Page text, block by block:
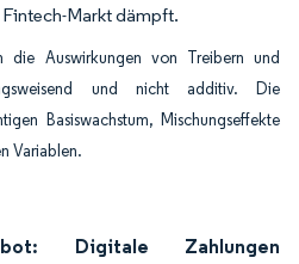
Markt dämpft.
die Auswirkungen von Treibern und
und nicht additiv. Die
Basiswachstum, Mischungseffekte
Variablen.
Digitale Zahlungen